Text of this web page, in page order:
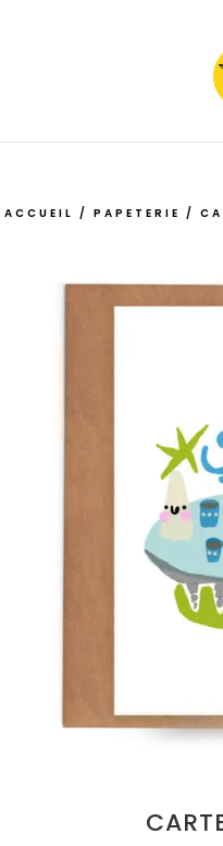
ACCUEIL / PAPETERIE /